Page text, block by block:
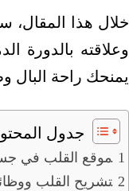
خلال هذا
وعلاقته بالدورة
يمنحك راحة البال
جدول
موقع القلب في
تشريح القلب